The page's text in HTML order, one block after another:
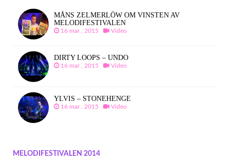
MÅNS ZELMERLÖW OM VINSTEN AV
MELODIFESTIVALEN
16 mar , 2015 Video
DIRTY LOOPS – UNDO
16 mar , 2015 Video
YLVIS – STONEHENGE
16 mar , 2015 Video
MELODIFESTIVALEN 2014